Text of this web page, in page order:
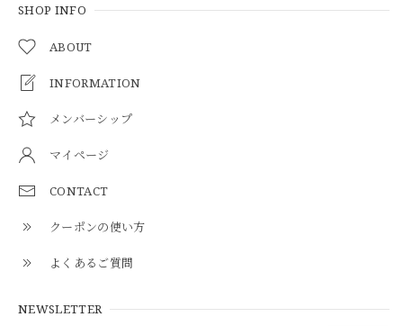
SHOP INFO
ABOUT
INFORMATION
メンバーシップ
マイページ
CONTACT
クーポンの使い方
よくあるご質問
NEWSLETTER